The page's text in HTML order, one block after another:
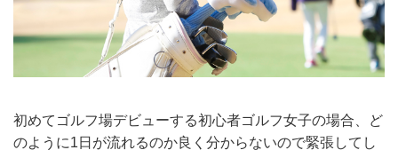
初めてゴルフ場デビューする初心者ゴルフ女子の場合、ど
のように1日が流れるのか良く分からないので緊張してし